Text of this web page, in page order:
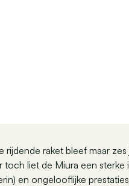
raket bleef maar
liet de Miura een sterke
en ongelooflijke